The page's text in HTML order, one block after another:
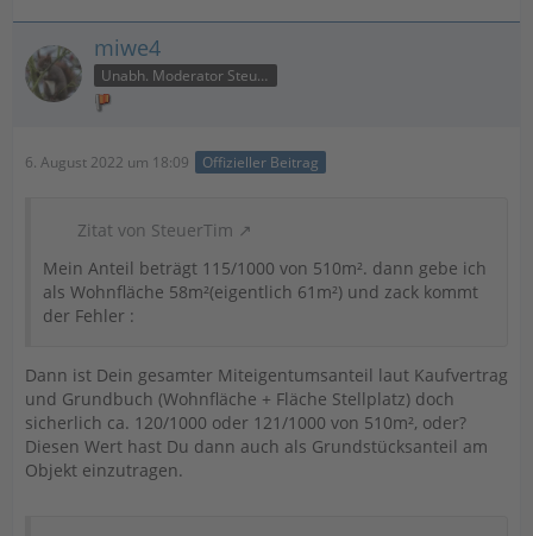
miwe4
Unabh. Moderator Steuer
6. August 2022 um 18:09 Offizieller Beitrag
Zitat von SteuerTim
Mein Anteil beträgt 115/1000 von 510m². dann gebe ich
als Wohnfläche 58m²(eigentlich 61m²) und zack kommt
der Fehler :
Dann ist Dein gesamter Miteigentumsanteil laut Kaufvertrag
und Grundbuch (Wohnfläche + Fläche Stellplatz) doch
sicherlich ca. 120/1000 oder 121/1000 von 510m², oder?
Diesen Wert hast Du dann auch als Grundstücksanteil am
Objekt einzutragen.